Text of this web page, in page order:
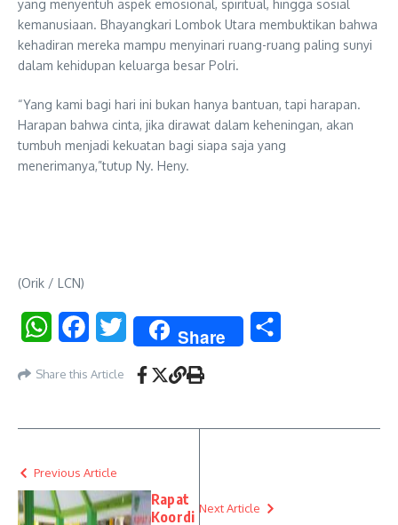
yang menyentuh aspek emosional, spiritual, hingga sosial
kemanusiaan. Bhayangkari Lombok Utara membuktikan bahwa
kehadiran mereka mampu menyinari ruang-ruang paling sunyi
dalam kehidupan keluarga besar Polri.
“Yang kami bagi hari ini bukan hanya bantuan, tapi harapan.
Harapan bahwa cinta, jika dirawat dalam keheningan, akan
tumbuh menjadi kekuatan bagi siapa saja yang
menerimanya,”tutup Ny. Heny.
(Orik / LCN)
WhatsAppFacebookTwitter Share
Share this Article
Previous Article
Rapat
Koordi Next Article